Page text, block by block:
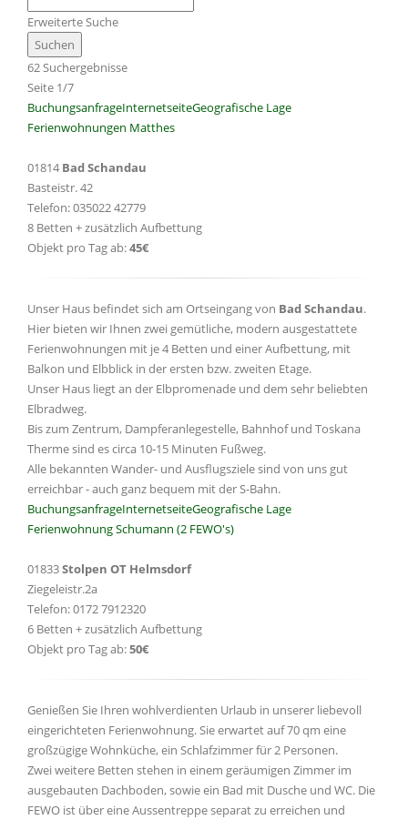
Erweiterte Suche
62 Suchergebnisse
Seite 1/7
BuchungsanfrageInternetseiteGeografische Lage
Ferienwohnungen Matthes
01814 Bad Schandau
Basteistr. 42
Telefon: 035022 42779
8 Betten + zusätzlich Aufbettung
Objekt pro Tag ab:45€
Unser Haus befindet sich am Ortseingang von Bad Schandau.
Hier bieten wir Ihnen zwei gemütliche, modern ausgestattete
Ferienwohnungen mit je 4 Betten und einer Aufbettung, mit
Balkon und Elbblick in der ersten bzw. zweiten Etage.
Unser Haus liegt an der Elbpromenade und dem sehr beliebten
Elbradweg.
Bis zum Zentrum, Dampferanlegestelle, Bahnhof und Toskana
Therme sind es circa 10-15 Minuten Fußweg.
Alle bekannten Wander- und Ausflugsziele sind von uns gut
erreichbar - auch ganz bequem mit der S-Bahn.
BuchungsanfrageInternetseiteGeografische Lage
Ferienwohnung Schumann (2 FEWO's)
01833Stolpen OT Helmsdorf
Ziegeleistr.2a
Telefon: 0172 7912320
6 Betten + zusätzlich Aufbettung
Objekt pro Tag ab:50€
Genießen Sie Ihren wohlverdienten Urlaub in unserer liebevoll
eingerichteten Ferienwohnung. Sie erwartet auf 70 qm eine
großzügige Wohnküche, ein Schlafzimmer für 2 Personen.
Zwei weitere Betten stehen in einem geräumigen Zimmer im
ausgebauten Dachboden, sowie ein Bad mit Dusche und WC. Die
FEWO ist über eine Aussentreppe separat zu erreichen und